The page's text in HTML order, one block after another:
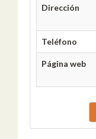
Dirección
Teléfono
Página web